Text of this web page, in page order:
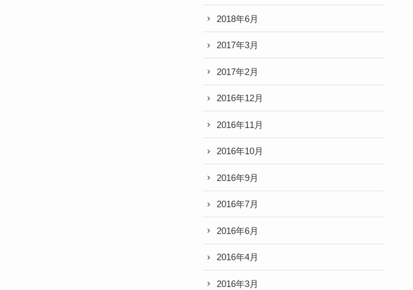
2018年6月
2017年3月
2017年2月
2016年12月
2016年11月
2016年10月
2016年9月
2016年7月
2016年6月
2016年4月
2016年3月